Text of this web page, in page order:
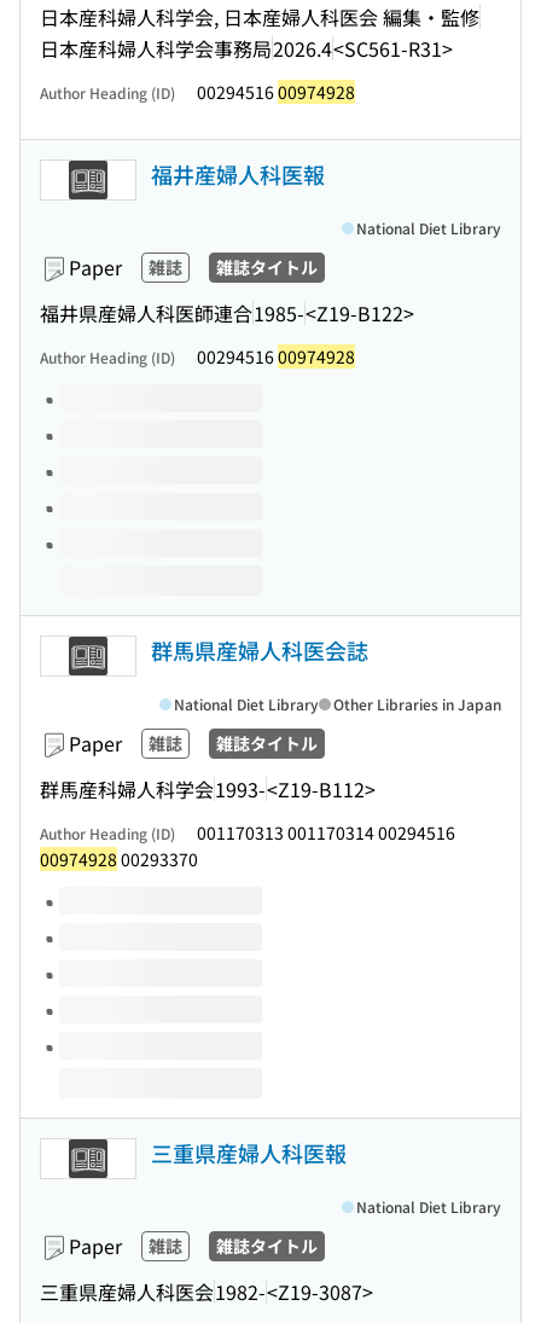
日本産科婦人科学会, 日本産婦人科医会 編集・監修
日本産科婦人科学会事務局2026.4<SC561-R31>
Author Heading (ID) 0029451600974928
福井産婦人科医報
Paper 雑誌 雑誌タイトル
福井県産婦人科医師連合1985-<Z19-B122>
National Diet Library
Author Heading (ID) 0029451600974928
Volumes of this title
群馬県産婦人科医会誌
Paper 雑誌 雑誌タイトル
群馬産科婦人科学会1993-<Z19-B112>
National Diet Library Other Libraries in Japan
Author Heading (ID)
001170313 001170314 00294516
00974928 00293370
Volumes of this title
三重県産婦人科医報
Paper 雑誌 雑誌タイトル
三重県産婦人科医会1982-<Z19-3087>
National Diet Library